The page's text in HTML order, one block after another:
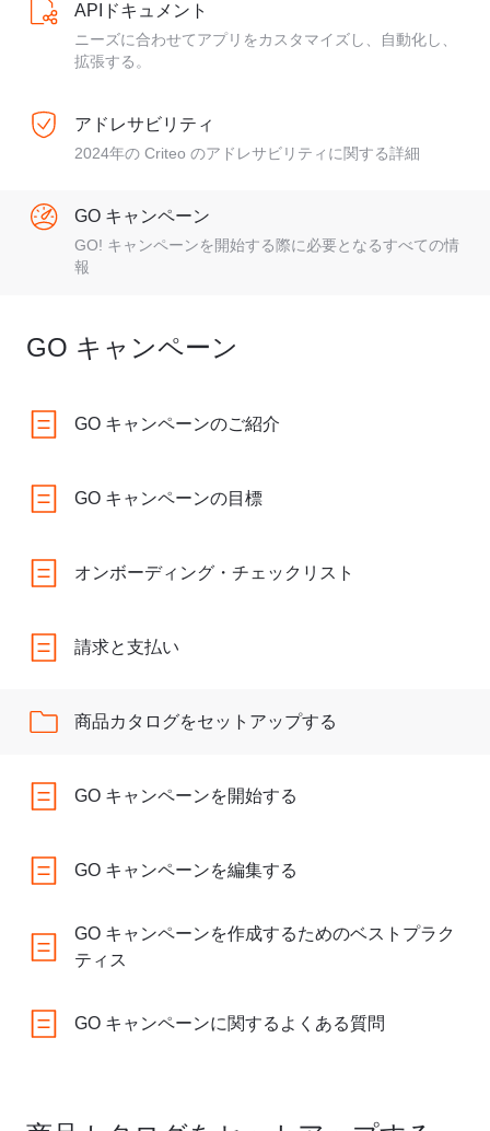
APIドキュメント
ニーズに合わせてアプリをカスタマイズし、自動化し、
拡張する。
アドレサビリティ
2024年の Criteo のアドレサビリティに関する詳細
GO キャンペーン
GO! キャンペーンを開始する際に必要となるすべての情
報
GO キャンペーン
GO キャンペーンのご紹介
GO キャンペーンの目標
オンボーディング・チェックリスト
請求と支払い
商品カタログをセットアップする
GO キャンペーンを開始する
GO キャンペーンを編集する
GO キャンペーンを作成するためのベストプラク
ティス
GO キャンペーンに関するよくある質問